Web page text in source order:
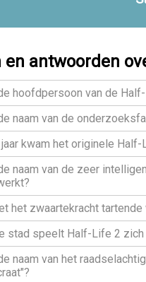
en antwoorden
hoofdpersoon van de
naam van de
kwam het originele
naam van de zeer
het zwaartekracht
stad speelt Half-Life 2 zich
naam van het